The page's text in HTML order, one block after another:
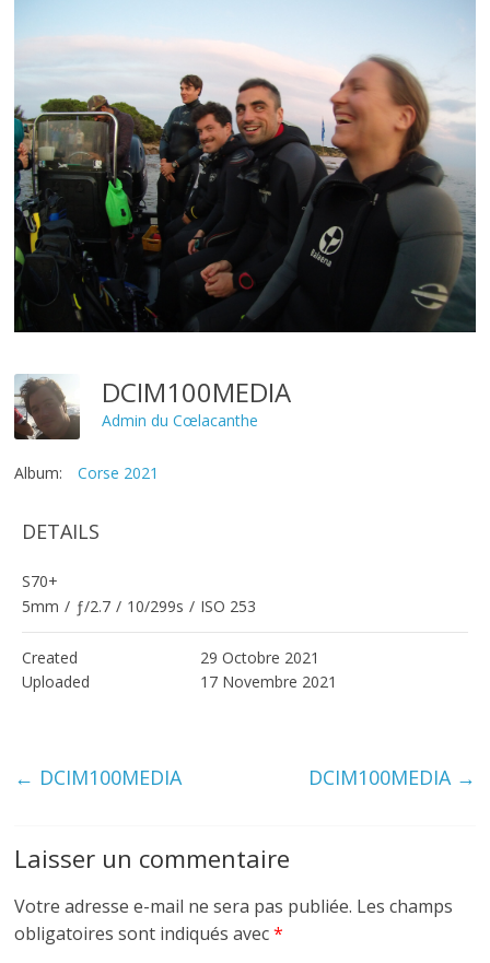
DCIM100MEDIA
Admin du Cœlacanthe
Album: Corse 2021
DETAILS
S70+
5mm / ƒ/2.7 / 10/299s / ISO 253
Created
29 Octobre 2021
Uploaded
17 Novembre 2021
← DCIM100MEDIA DCIM100MEDIA →
Laisser un commentaire
Votre adresse e-mail ne sera pas publiée. Les champs
obligatoires sont indiqués avec*